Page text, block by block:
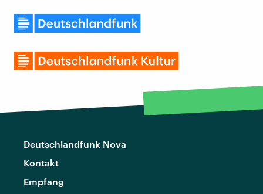
Deutschlandfunk Nova
Kontakt
Empfang